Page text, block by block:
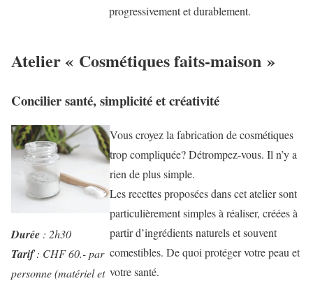
progressivement et durablement.
Atelier « Cosmétiques faits-maison »
Concilier santé, simplicité et créativité
Durée : 2h30
Tarif: CHF 60.- par
personne (matériel et
Vous croyez la fabrication de cosmétiques
trop compliquée? Détrompez-vous. Il n’y a
rien de plus simple.
Les recettes proposées dans cet atelier sont
particulièrement simples à réaliser, créées à
partir d’ingrédients naturels et souvent
comestibles. De quoi protéger votre peau et
votre santé.